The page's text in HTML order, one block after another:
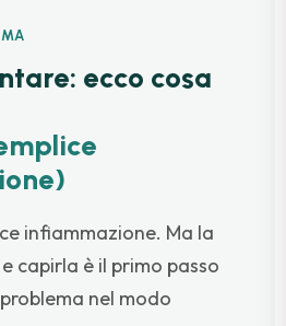
ecco cosa
infiammazione. Ma la
capirla è il primo passo
nel modo